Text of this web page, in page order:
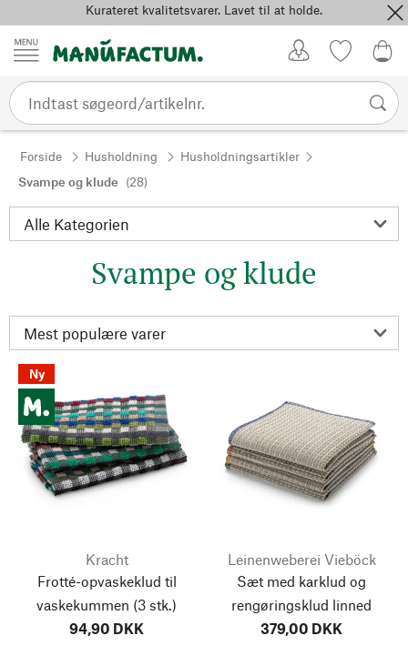
Spring til indholdKurateret kvalitetsvarer. Lavet til at holde.
Forside Husholdning
Husholdningsartikler
Svampe og klude (28)
Svampe og klude
Ny
Kracht
Frotté-opvaskeklud til
vaskekummen (3 stk.)
94,90 DKK
Leinenweberei Vieböck
Sæt med karklud og
rengøringsklud linned
379,00 DKK